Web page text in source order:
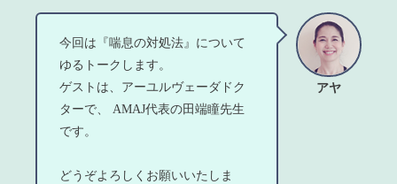
アヤ
今回は『喘息の対処法』について
ゆるトークします。
ゲストは、アーユルヴェーダドク
ターで、 AMAJ代表の田端瞳先生
です。
どうぞよろしくお願いいたしま